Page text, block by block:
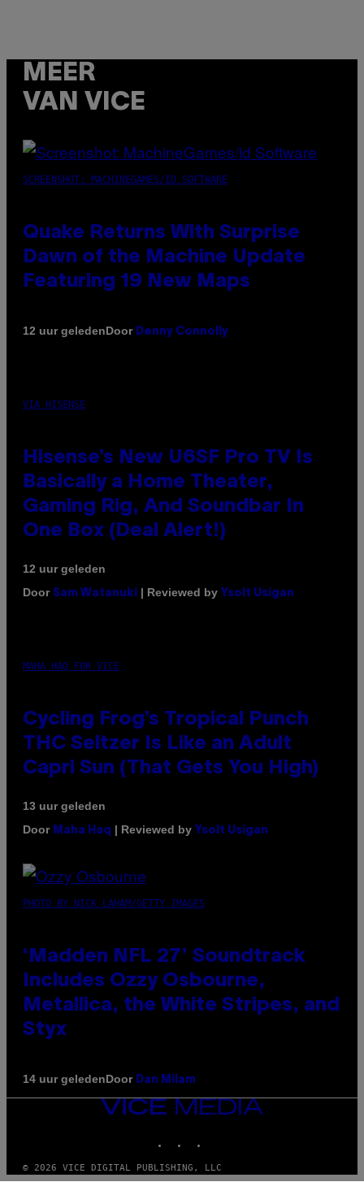
MEER
VAN VICE
SCREENSHOT: MACHINEGAMES/ID SOFTWARE
Quake Returns With Surprise
Dawn of the Machine Update
Featuring 19 New Maps
12 uur geledenDoor Denny Connolly
VIA HISENSE
Hisense’s New U6SF Pro TV Is
Basically a Home Theater,
Gaming Rig, And Soundbar In
One Box (Deal Alert!)
12 uur geleden
Door Sam Watanuki | Reviewed by Ysolt Usigan
MAHA HAQ FOR VICE
Cycling Frog’s Tropical Punch
THC Seltzer Is Like an Adult
Capri Sun (That Gets You High)
13 uur geleden
Door Maha Haq | Reviewed by Ysolt Usigan
PHOTO BY NICK LAHAM/GETTY IMAGES
‘Madden NFL 27’ Soundtrack
Includes Ozzy Osbourne,
Metallica, the White Stripes, and
Styx
14 uur geledenDoor Dan Milam
VICE
MEDIA
© 2026 VICE DIGITAL PUBLISHING, LLC